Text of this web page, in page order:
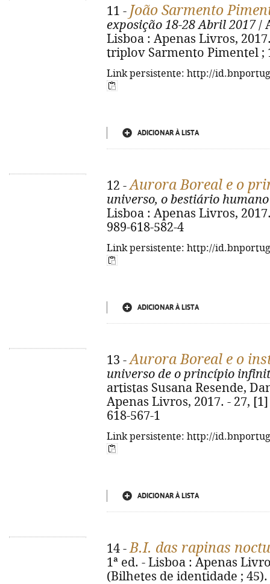
11 - João Sarmento
exposição 18-28 Abril 2017/
Lisboa : Apenas Livros,
triplov Sarmento Pimentel ;
Link persistente: http://
ADICIONAR À LISTA
12 -Aurora Boreal e o
universo, o bestiário humano
Lisboa : Apenas Livros,
989-618-582-4
Link persistente: http://
ADICIONAR À LISTA
13 -Aurora Boreal e o
universo de o princípio
artistas Susana Resende,
Apenas Livros, 2017. - 27,
618-567-1
Link persistente: http://
ADICIONAR À LISTA
14 -B.I. das rapinas
1ª ed. - Lisboa : Apenas
(Bilhetes de identidade ; 45).